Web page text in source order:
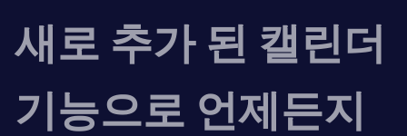
새로 추가 된 캘린더
기능으로 언제든지